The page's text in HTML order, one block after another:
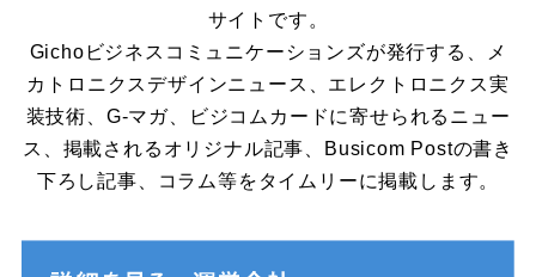
サイトです。
Gichoビジネスコミュニケーションズが発行する、メ
カトロニクスデザインニュース、エレクトロニクス実
装技術、G-マガ、ビジコムカードに寄せられるニュー
ス、掲載されるオリジナル記事、Busicom Postの書き
下ろし記事、コラム等をタイムリーに掲載します。